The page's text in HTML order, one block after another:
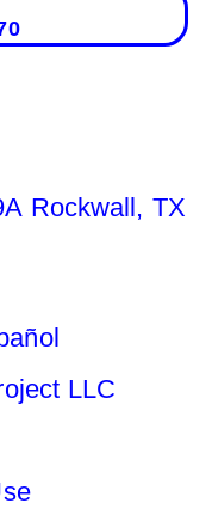
Rockwall, TX
LLC